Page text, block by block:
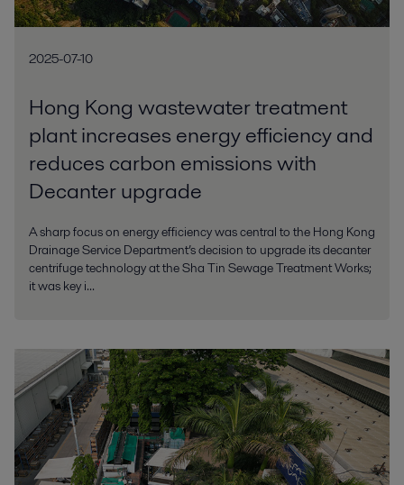
2025-07-10
Hong Kong wastewater treatment
plant increases energy efficiency and
reduces carbon emissions with
Decanter upgrade
A sharp focus on energy efficiency was central to the Hong Kong
Drainage Service Department’s decision to upgrade its decanter
centrifuge technology at the Sha Tin Sewage Treatment Works;
it was key i...